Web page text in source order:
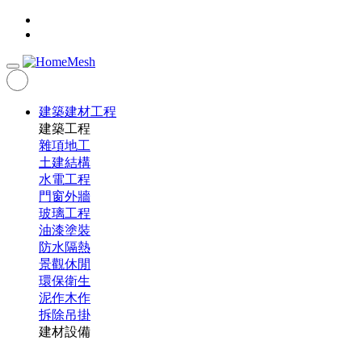
建築建材工程
建築工程
雜項地工
土建結構
水電工程
門窗外牆
玻璃工程
油漆塗裝
防水隔熱
景觀休閒
環保衛生
泥作木作
拆除吊掛
建材設備